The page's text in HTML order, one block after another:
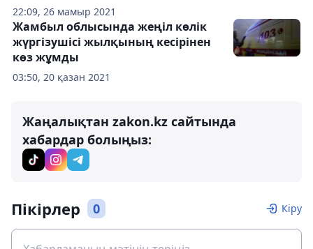
22:09, 26 мамыр 2021
03:50, 20 қазан 2021
Жамбыл облысында жеңіл көлік
жүргізушісі жылқының кесірінен
көз жұмды
Жаңалықтан zakon.kz сайтында
хабардар болыңыз:
Пікірлер 0 Кіру